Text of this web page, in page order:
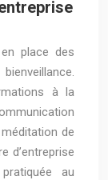
place des
à la
de
d’entreprise
au